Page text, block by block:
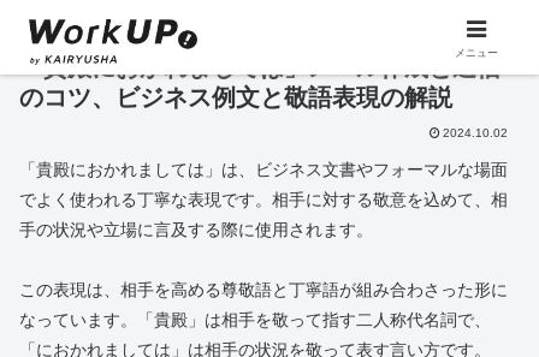
「貴殿におかれましては」メール作成と返信
のコツ、ビジネス例文と敬語表現の解説
2024.10.02
「貴殿におかれましては」は、ビジネス文書やフォーマルな場面
でよく使われる丁寧な表現です。相手に対する敬意を込めて、相
手の状況や立場に言及する際に使用されます。
この表現は、相手を高める尊敬語と丁寧語が組み合わさった形に
なっています。「貴殿」は相手を敬って指す二人称代名詞で、
「におかれましては」は相手の状況を敬って表す言い方です。
メニュー